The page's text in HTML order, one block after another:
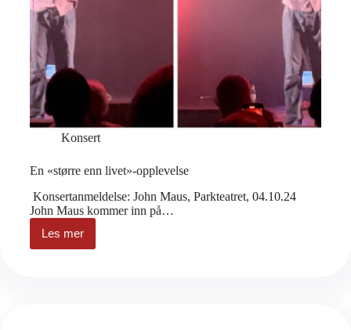
Konsert
En «større enn livet»-opplevelse
Konsertanmeldelse: John Maus, Parkteatret, 04.10.24
John Maus kommer inn på…
Les mer
En
«større